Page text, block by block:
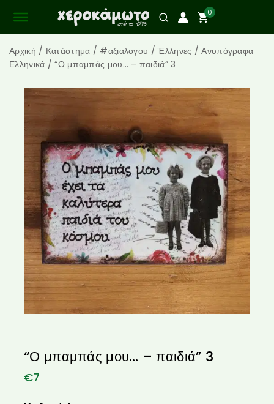
0
Αρχική / Κατάστημα / #αξιαλογου / Έλληνες / Ανυπόγραφα
Ελληνικά / “Ο μπαμπάς μου… – παιδιά” 3
“Ο μπαμπάς μου… – παιδιά” 3
€7